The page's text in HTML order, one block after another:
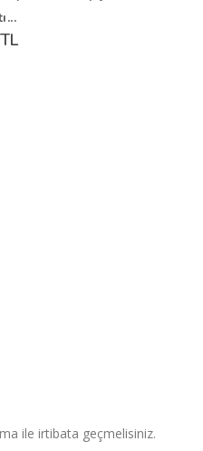
ile irtibata geçmelisiniz.